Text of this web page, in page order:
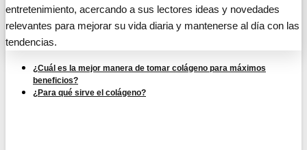
entretenimiento, acercando a sus lectores ideas y novedades
relevantes para mejorar su vida diaria y mantenerse al día con las
tendencias.
¿Cuál es la mejor manera de tomar colágeno para máximos
beneficios?
¿Para qué sirve el colágeno?